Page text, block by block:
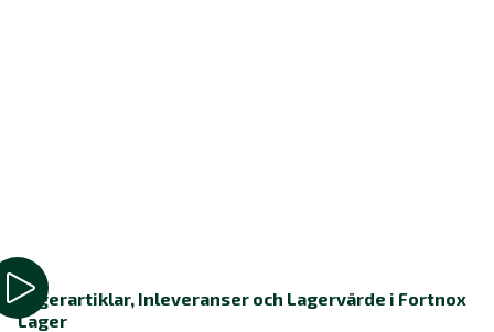
Lagerartiklar, Inleveranser och Lagervärde i Fortnox
Lager